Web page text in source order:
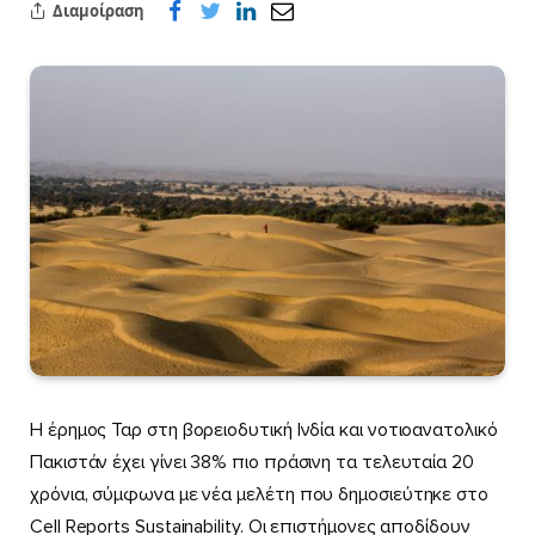
Διαμοίραση
Η έρημος Ταρ στη βορειοδυτική Ινδία και νοτιοανατολικό
Πακιστάν έχει γίνει 38% πιο πράσινη τα τελευταία 20
χρόνια, σύμφωνα με νέα μελέτη που δημοσιεύτηκε στο
Cell Reports Sustainability. Οι επιστήμονες αποδίδουν